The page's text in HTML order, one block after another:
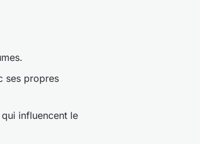
ses propres
influencent le